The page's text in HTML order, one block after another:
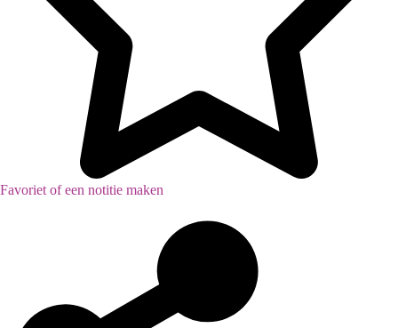
Favoriet of een notitie maken